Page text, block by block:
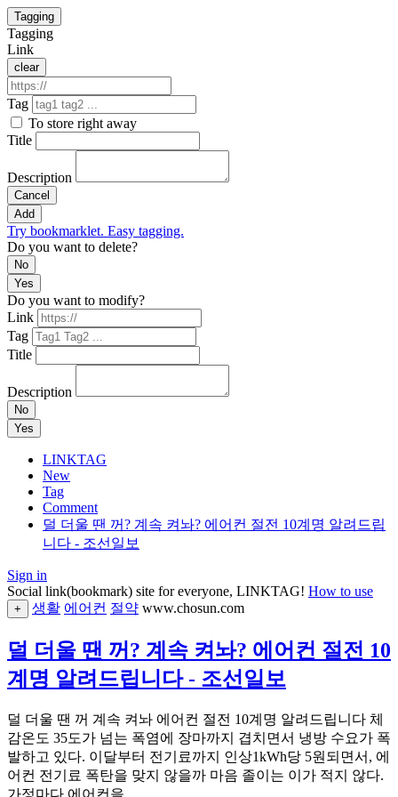
Tagging
Tagging
Link
clear
Tag
To store right away
Title
Description
Cancel
Add
Try bookmarklet. Easy tagging.
Do you want to delete?
No
Yes
Do you want to modify?
Link
Tag
Title
Description
No
Yes
LINKTAG
New
Tag
Comment
덜 더울 땐 꺼? 계속 켜놔? 에어컨 절전 10계명 알려드립
니다 - 조선일보
Sign in
Social link(bookmark) site for everyone, LINKTAG! How to use
+ 생활 에어컨 절약 www.chosun.com
덜 더울 땐 꺼? 계속 켜놔? 에어컨 절전 10
계명 알려드립니다 - 조선일보
덜 더울 땐 꺼 계속 켜놔 에어컨 절전 10계명 알려드립니다 체
감온도 35도가 넘는 폭염에 장마까지 겹치면서 냉방 수요가 폭
발하고 있다. 이달부터 전기료까지 인상1kWh당 5원되면서, 에
어컨 전기료 폭탄을 맞지 않을까 마음 졸이는 이가 적지 않다.
가정마다 에어컨을